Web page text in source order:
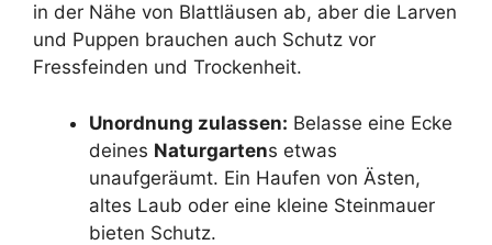
in der Nähe von Blattläusen ab, aber die Larven
und Puppen brauchen auch Schutz vor
Fressfeinden und Trockenheit.
Unordnung zulassen: Belasse eine Ecke
deines Naturgartens etwas
unaufgeräumt. Ein Haufen von Ästen,
altes Laub oder eine kleine Steinmauer
bieten Schutz.